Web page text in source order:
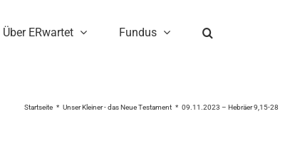
Über ERwartet Fundus
Startseite Unser Kleiner - das Neue Testament 09.11.2023 – Hebräer 9,15-28